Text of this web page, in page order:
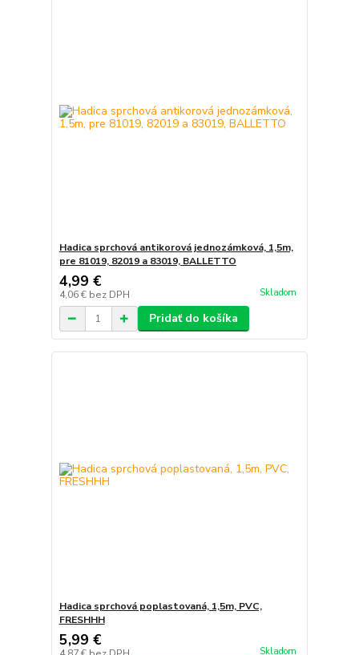
Hadica sprchová antikorová jednozámková, 1,5m,
pre 81019, 82019 a 83019, BALLETTO
4,99 €
4,06 € bez DPH Skladom
Pridať do košíka
Hadica sprchová poplastovaná, 1,5m, PVC,
FRESHHH
5,99 €
Skladom